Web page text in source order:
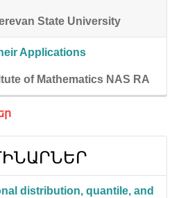
State University
Applications
of Mathematics NAS RA
distribution, quantile, and